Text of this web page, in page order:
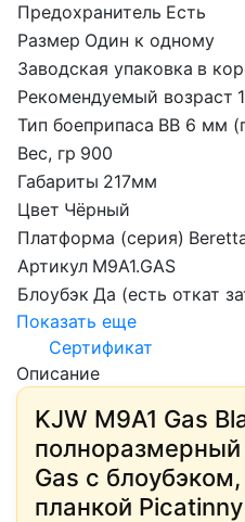
Предохранитель Есть
Размер Один к одному
Заводская упаковка в
Рекомендуемый возраст
Тип боеприпаса BB 6 мм
Вес, гр 900
Габариты 217мм
Цвет Чёрный
Платформа (серия)
Артикул M9A1.GAS
Блоубэк Да (есть откат
Показать еще
Сертификат
Описание
KJW M9A1 Gas
полноразмерный
Gas с
планкой Picatinny